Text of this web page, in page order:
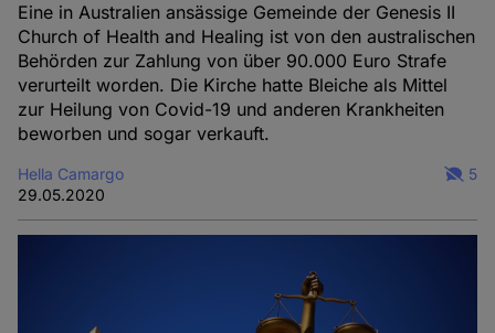
Eine in Australien ansässige Gemeinde der Genesis II
Church of Health and Healing ist von den australischen
Behörden zur Zahlung von über 90.000 Euro Strafe
verurteilt worden. Die Kirche hatte Bleiche als Mittel
zur Heilung von Covid-19 und anderen Krankheiten
beworben und sogar verkauft.
Hella Camargo
29.05.2020
5